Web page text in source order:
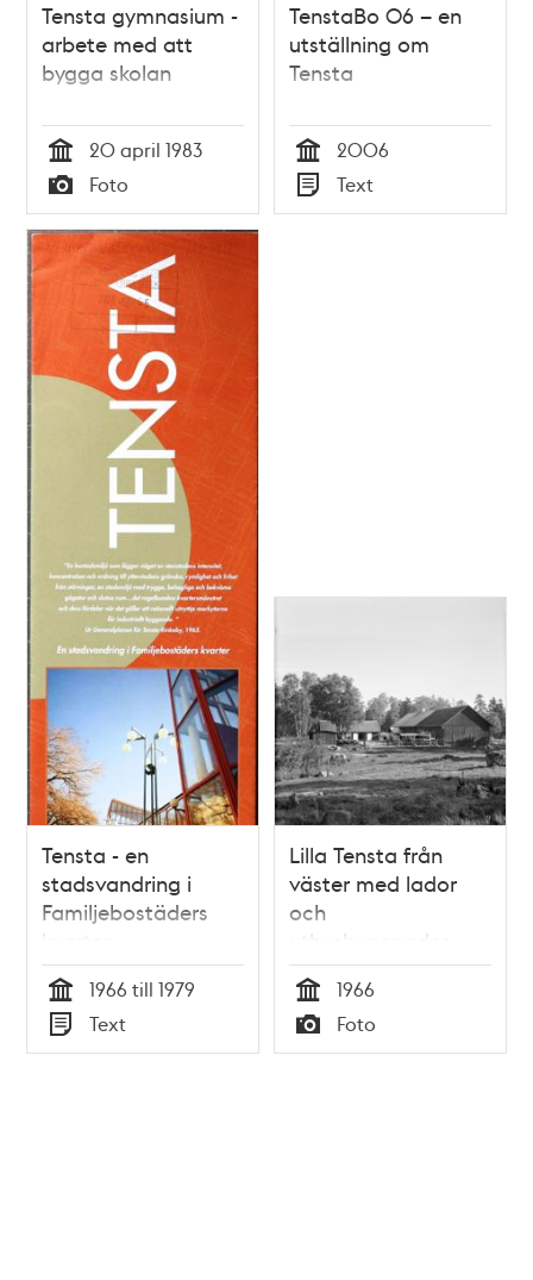
Tensta gymnasium -
arbete med att
bygga skolan
Tid
20 april 1983
Typ
Foto
TenstaBo 06 – en
utställning om
Tensta
Tid
2006
Typ
Text
Tensta - en
stadsvandring i
Familjebostäders
kvarter
Tid
1966 till 1979
Typ
Text
Lilla Tensta från
väster med lador
och
uthusbyggnader.
Tid
1966
Typ
Foto